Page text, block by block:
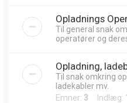
Opladnings
Til general snak
operatører og
Opladning,
Til snak omkring
ladekabler mv.
Emner: 3 Indlæg: